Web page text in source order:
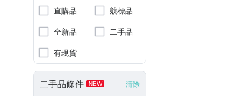
直購品
競標品
全新品
二手品
有現貨
二手品條件 NEW 清除